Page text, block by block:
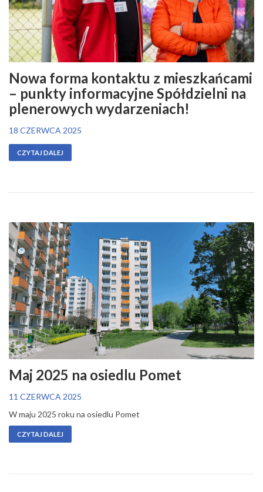
Nowa forma kontaktu z mieszkańcami
– punkty informacyjne Spółdzielni na
plenerowych wydarzeniach!
18 CZERWCA 2025
CZYTAJ DALEJ
Maj 2025 na osiedlu Pomet
11 CZERWCA 2025
W maju 2025 roku na osiedlu Pomet
CZYTAJ DALEJ